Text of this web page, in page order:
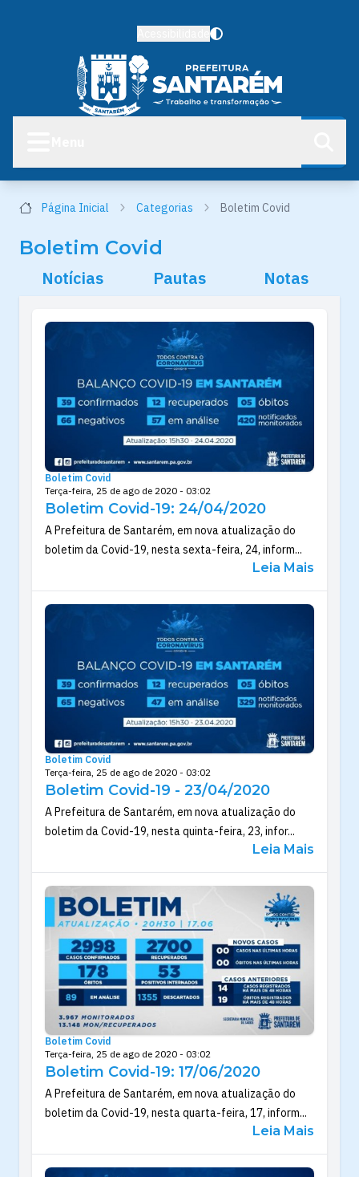
Página Inicial Categorias Boletim Covid
Boletim Covid
Notícias Pautas Notas
Boletim Covid
Terça-feira, 25 de ago de 2020 - 03:02
Boletim Covid-19: 24/04/2020
A Prefeitura de Santarém, em nova atualização do
boletim da Covid-19, nesta sexta-feira, 24, inform...
Leia Mais
Boletim Covid
Terça-feira, 25 de ago de 2020 - 03:02
Boletim Covid-19 - 23/04/2020
A Prefeitura de Santarém, em nova atualização do
boletim da Covid-19, nesta quinta-feira, 23, infor...
Leia Mais
Boletim Covid
Terça-feira, 25 de ago de 2020 - 03:02
Boletim Covid-19: 17/06/2020
A Prefeitura de Santarém, em nova atualização do
boletim da Covid-19, nesta quarta-feira, 17, inform...
Leia Mais